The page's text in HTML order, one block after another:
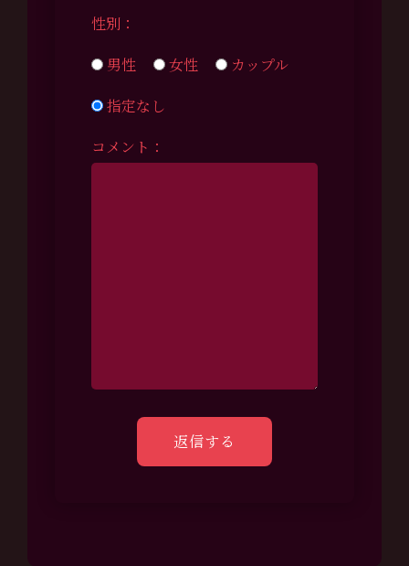
性別：
男性
女性
カップル
指定なし
コメント：